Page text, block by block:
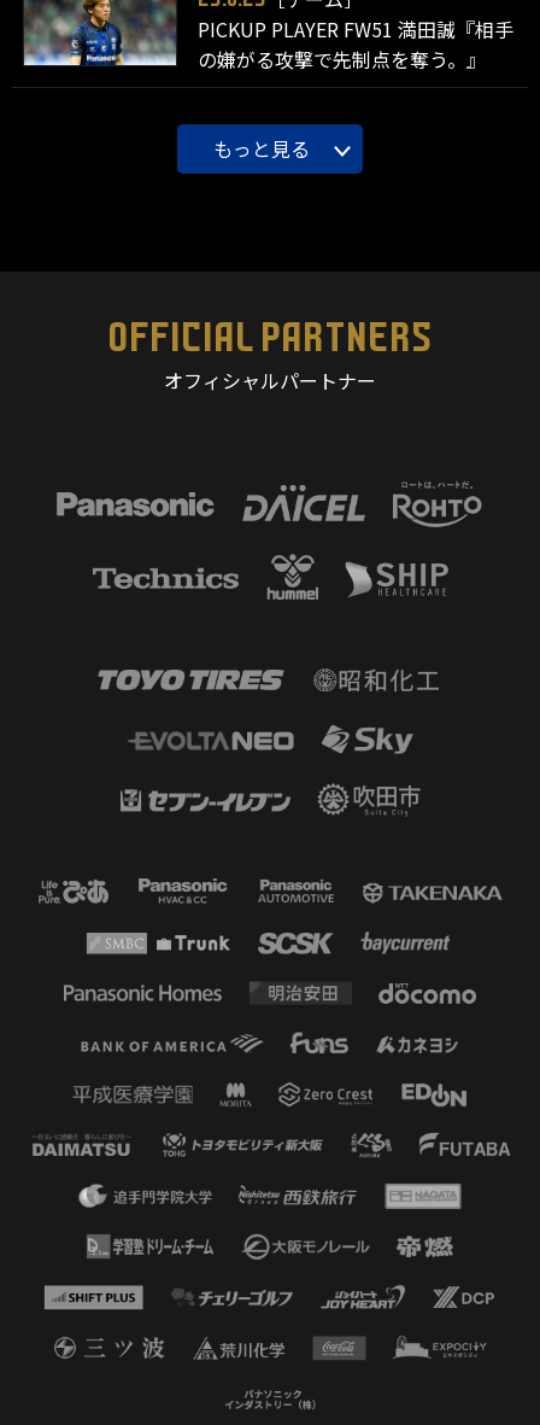
PICKUP PLAYER FW51 満田誠『相手
の嫌がる攻撃で先制点を奪う。』
もっと見る
OFFICIAL PARTNERS
オフィシャルパートナー